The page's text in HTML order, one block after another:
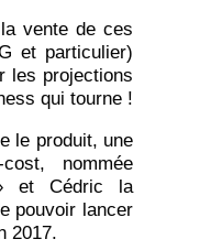
vente de ces
et particulier)
les projections
qui tourne !
le produit, une
nommée
et Cédric la
pouvoir lancer
2017.